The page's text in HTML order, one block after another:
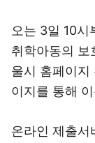
오는 3일 10
취학아동의 보
울시 홈페이지
이지를 통해
온라인 제출서